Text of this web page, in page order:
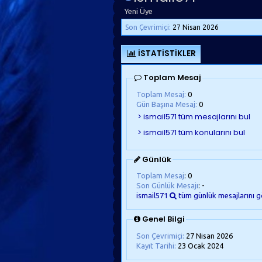
Yeni Üye
Son Çevrimiçi: 27 Nisan 2026
İSTATISTIKLER
Toplam Mesaj
Toplam Mesaj: 0
Gün Başına Mesaj: 0
Günlük
Toplam Mesaj: 0
Son Günlük Mesajı : -
ismail571
tüm günlük mesajlarını
Genel Bilgi
Son Çevrimiçi: 27 Nisan 2026
Kayıt Tarihi: 23 Ocak 2024